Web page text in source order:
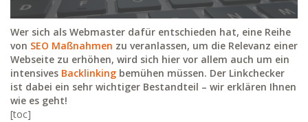
Wer sich als Webmaster dafür entschieden hat, eine Reihe
von SEO Maßnahmen zu veranlassen, um die Relevanz einer
Webseite zu erhöhen, wird sich hier vor allem auch um ein
intensives Backlinking bemühen müssen. Der Linkchecker
ist dabei ein sehr wichtiger Bestandteil – wir erklären Ihnen
wie es geht!
[toc]